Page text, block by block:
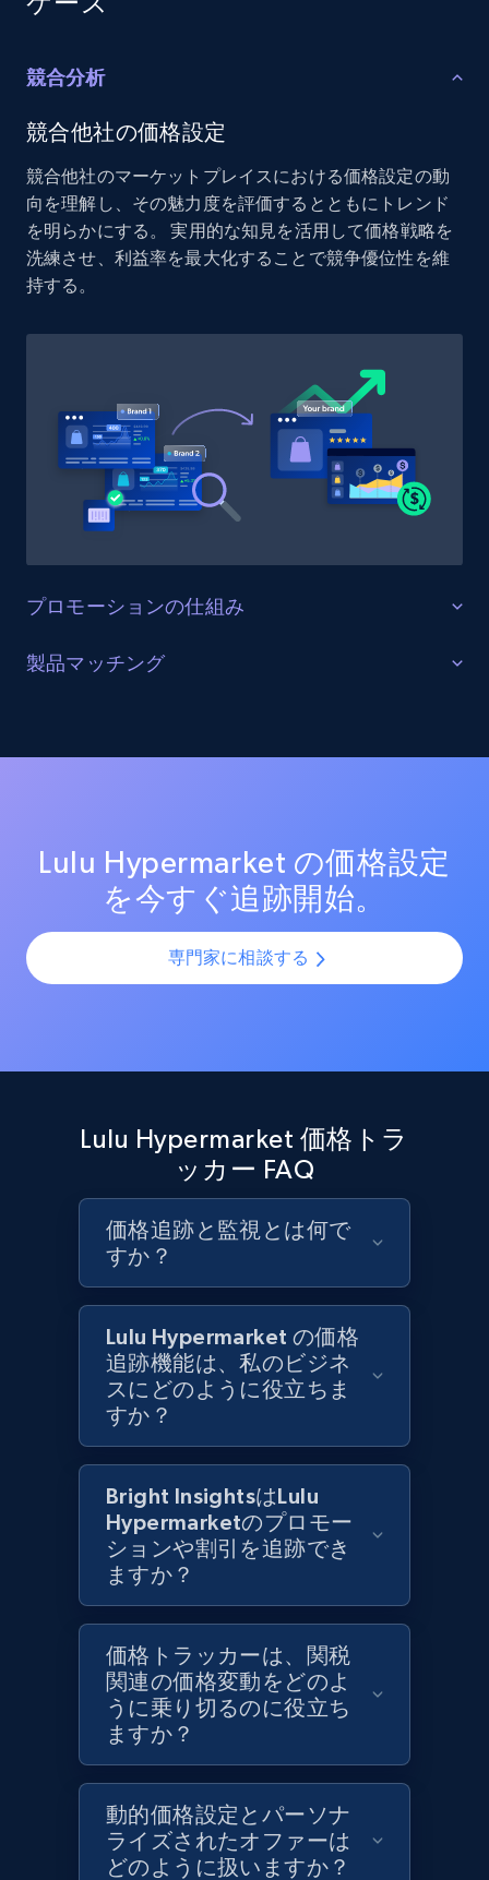
URL, Product id, Listing inventory id, Title, Rating,
price, and more.
1.9K+ 323+
Etsy - Collect data on products using
specified keywords
URL, Product id, Listing inventory id, Title, Rating,
price, and more.
1.9K+ 今すぐ始める
Etsy - Collects data from shop's URL
Reviews count shop, Reviews count item, Initial
Amazon products search
1.6K+ 181+ 今すぐ始める
Target - Gather data on products using
specified keywords
URL, Product id, Title, Product description,
Rating, Reviews count, Initial price, Discount,
and more.
1.3K+ 176+ 今すぐ始める
Target - Discover products by category url
URL, Product id, Title, Product description,
Rating, Reviews count, Initial price, Discount,
and more.
1.3K+ 今すぐ始める
Target - Discover products by specified
URL, Product id, Title, Product description,
Rating, Reviews count, Initial price, Discount,
and more.
競合分析
競合他社の価格設定
競合他社のマーケットプレイスにおける価格設定の動
向を理解し、その魅力度を評価するとともにトレンド
を明らかにする。 実用的な知見を活用して価格戦略を
洗練させ、利益率を最大化することで競争優位性を維
持する。
プロモーションの仕組み
販売を最適化する
測定する。効果的なプロモーション戦術と新興トレン
製品マッチング
SKUやバリエーションを複数チャネルで最適化し、製品
トフォームで一貫性と正確性を確保します。
Lulu Hypermarket の価格設定
を今すぐ追跡開始。
専門家に相談する
Lulu Hypermarket 価格トラ
ッカー FAQ
価格追跡と監視とは何で
すか？
Lulu Hypermarket の価格
追跡機能は、私のビジネ
スにどのように役立ちま
すか？
Bright InsightsはLulu
Hypermarketのプロモー
ションや割引を追跡でき
ますか？
価格トラッカーは、関税
関連の価格変動をどのよ
うに乗り切るのに役立ち
ますか？
動的価格設定とパーソナ
ライズされたオファーは
どのように扱いますか？